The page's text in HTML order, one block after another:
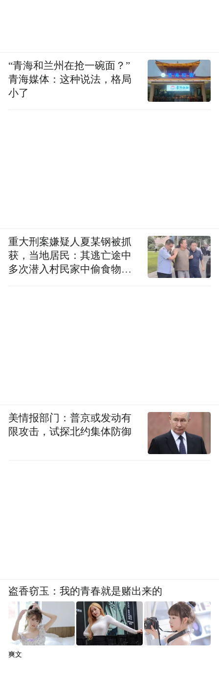
“青海和兰州在抢一碗面？”
青海媒体：这种说法，格局
小了
重大刑案嫌疑人夏某钢被抓
获，当地居民：其逃亡途中
多次潜入村民家中偷食物被
美情报部门：普京或发动有
限攻击，试探北约集体防御
盗香窃玉：我的青春就是赌出来的
爽文